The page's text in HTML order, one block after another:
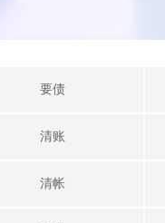
要债
清账
清帐